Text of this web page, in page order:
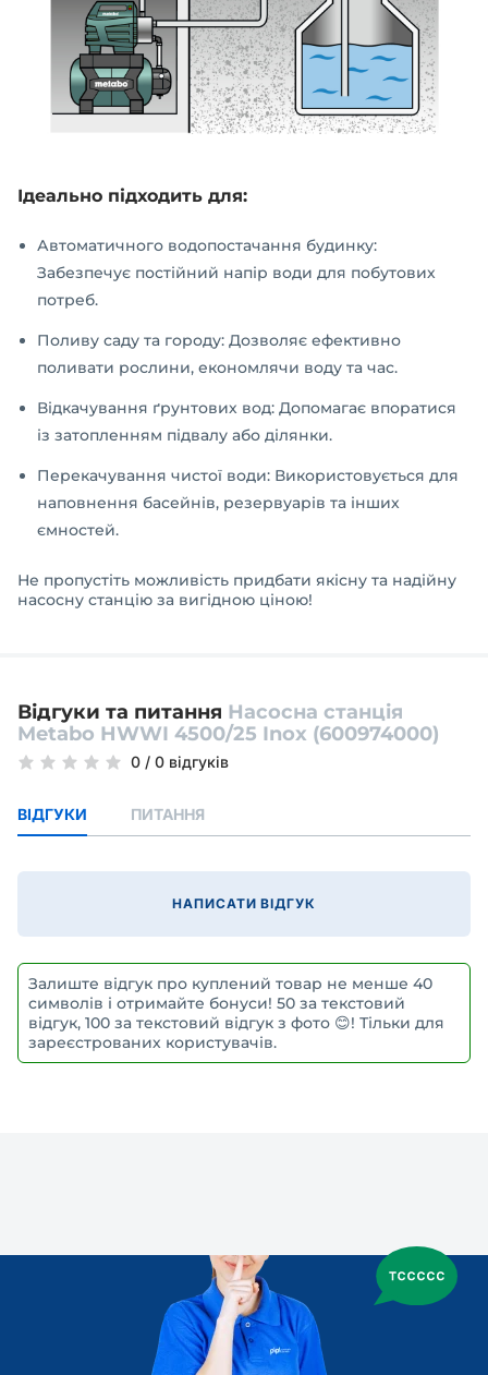
Ідеально підходить для:
Автоматичного водопостачання будинку:
Забезпечує постійний напір води для побутових
потреб.
Поливу саду та городу: Дозволяє ефективно
поливати рослини, економлячи воду та час.
Відкачування ґрунтових вод: Допомагає впоратися
із затопленням підвалу або ділянки.
Перекачування чистої води: Використовується для
наповнення басейнів, резервуарів та інших
ємностей.
Не пропустіть можливість придбати якісну та надійну
насосну станцію за вигідною ціною!
Відгуки та питання Насосна станція
Metabo HWWI 4500/25 Inox (600974000)
0 / 0 відгуків
ВІДГУКИ ПИТАННЯ
НАПИСАТИ ВІДГУК
Залиште відгук про куплений товар не менше 40
символів і отримайте бонуси! 50 за текстовий
відгук, 100 за текстовий відгук з фото 😊! Тільки для
зареєстрованих користувачів.